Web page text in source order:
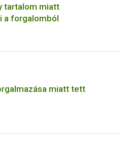
tartalom miatt
a forgalomból
miatt tett